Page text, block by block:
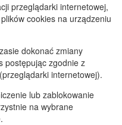
przeglądarki internetowej,
cookies na urządzeniu
dokonać zmiany
postępując zgodnie z
internetowej).
lub zablokowanie
na wybrane